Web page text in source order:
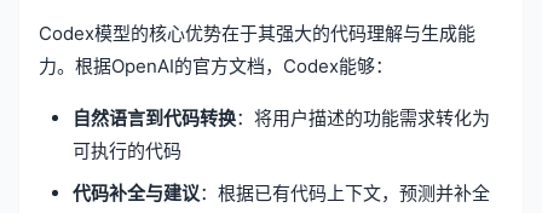
Codex模型的核心优势在于其强大的代码理解与生成能
力。根据OpenAI的官方文档，Codex能够：
自然语言到代码转换：将用户描述的功能需求转化为
可执行的代码
代码补全与建议：根据已有代码上下文，预测并补全